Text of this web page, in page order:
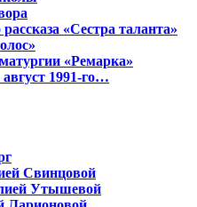
«Сестра таланта»
«Ремарка»
1991-го…
Свинцовой
Утышевой